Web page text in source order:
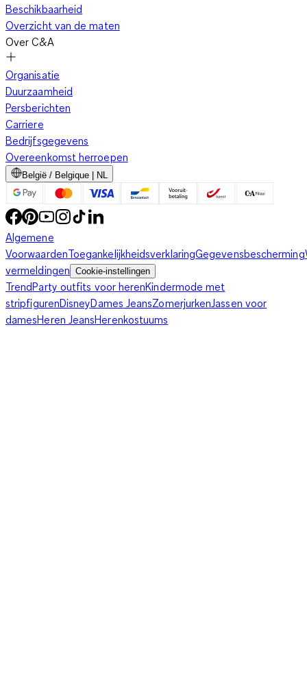
Beschikbaarheid
Overzicht van de maten
Over C&A
Organisatie
Duurzaamheid
Persberichten
Carriere
Bedrijfsgegevens
Overeenkomst herroepen
België / Belgique | NL
Algemene
VoorwaardenToegankelijkheidsverklaringGegevensbescherming
vermeldingen Cookie-instellingen
TrendParty outfits voor herenKindermode met
stripfigurenDisneyDames JeansZomerjurkenJassen voor
damesHeren JeansHerenkostuums